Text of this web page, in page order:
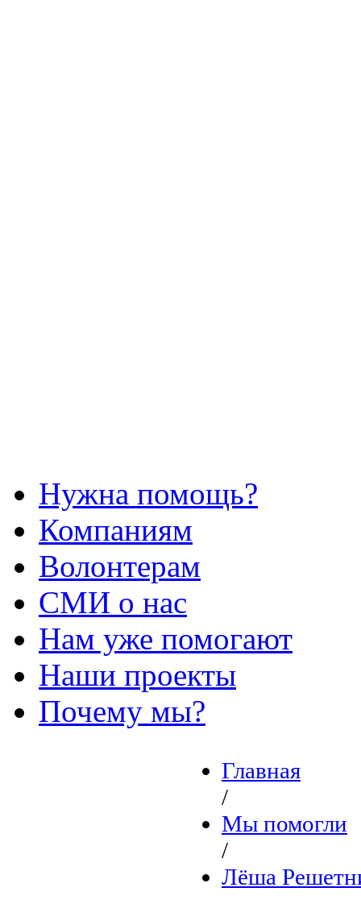
Нужна помощь?
Компаниям
Волонтерам
СМИ о нас
Нам уже помогают
Наши проекты
Почему мы?
Главная
/
Мы помогли
/
Лёша